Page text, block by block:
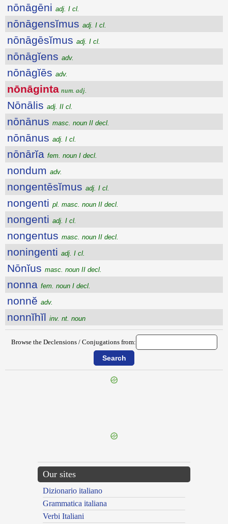
nōnāgēni adj. I cl.
nōnāgensĭmus adj. I cl.
nōnāgēsĭmus adj. I cl.
nōnāgĭens adv.
nōnāgĭēs adv.
nōnāginta num. adj.
Nōnālis adj. II cl.
nōnānus masc. noun II decl.
nōnānus adj. I cl.
nōnārĭa fem. noun I decl.
nondum adv.
nongentēsĭmus adj. I cl.
nongenti pl. masc. noun II decl.
nongenti adj. I cl.
nongentus masc. noun II decl.
noningenti adj. I cl.
Nōnĭus masc. noun II decl.
nonna fem. noun I decl.
nonnĕ adv.
nonnĭhĭl inv. nt. noun
Browse the Declensions / Conjugations from:
Our sites
Dizionario italiano
Grammatica italiana
Verbi Italiani